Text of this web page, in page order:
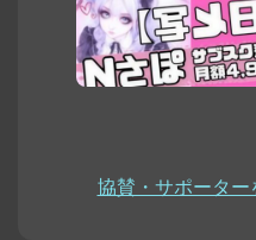
協賛・サポータ